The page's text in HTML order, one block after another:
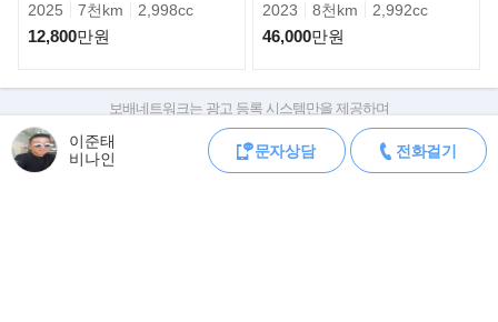
2025 7천km 2,998cc
12,800만원
2023 8천km 2,992cc
46,000만원
이준태
비나인
문자상담 전화걸기
보배네트워크는 광고 등록 시스템만을 제공하며
판매자가 직접 등록한 내용에 대한 모든 책임은 판매자에게 있습니다.
차량 구매 시 차량등록증, 성능점검기록부, 실제 차량 상태,
차대번호 조회로 직접 정보를 확인하세요.